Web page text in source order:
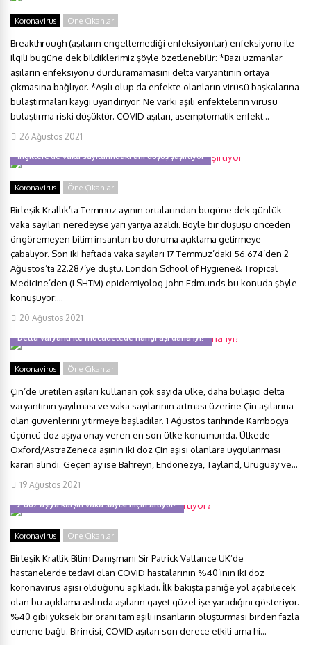
Koronavirus Öne Çıkanlar
Breakthrough (aşıların engellemediği enfeksiyonlar) enfeksiyonu ile
ilgili bugüne dek bildiklerimiz şöyle özetlenebilir: *Bazı uzmanlar
aşıların enfeksiyonu durduramamasını delta varyantının ortaya
çıkmasına bağlıyor. *Aşılı olup da enfekte olanların virüsü başkalarına
bulaştırmaları kaygı uyandırıyor. Ne varki aşılı enfektelerin virüsü
bulaştırma riski düşüktür. COVID aşıları, asemptomatik enfekt...
26 Ağustos 2021
İngiltere’de vaka sayılarındaki ani düşüş şaşırtıyor
Koronavirus Öne Çıkanlar
Birleşik Krallık’ta Temmuz ayının ortalarından bugüne dek günlük
vaka sayıları neredeyse yarı yarıya azaldı. Böyle bir düşüşü önceden
öngöremeyen bilim insanları bu duruma açıklama getirmeye
çabalıyor. Son iki haftada vaka sayıları 17 Temmuz’daki 56.674’den 2
Ağustos’ta 22.287’ye düştü. London School of Hygiene& Tropical
Medicine’den (LSHTM) epidemiyolog John Edmunds bu konuda şöyle
konuşuyor:...
20 Ağustos 2021
Delta varyantı ile mücadelede hangi aşı daha iyi?
Koronavirus Öne Çıkanlar
Çin’de üretilen aşıları kullanan çok sayıda ülke, daha bulaşıcı delta
varyantının yayılması ve vaka sayılarının artması üzerine Çin aşılarına
olan güvenlerini yitirmeye başladılar. 1 Ağustos tarihinde Kamboçya
üçüncü doz aşıya onay veren en son ülke konumunda. Ülkede
Oxford/AstraZeneca aşının iki doz Çin aşısı olanlara uygulanması
kararı alındı. Geçen ay ise Bahreyn, Endonezya, Tayland, Uruguay ve...
19 Ağustos 2021
2 doz aşıya karşın vaka sayısı niçin artıyor?
Koronavirus Öne Çıkanlar
Birleşik Krallik Bilim Danışmanı Sir Patrick Vallance UK’de
hastanelerde tedavi olan COVID hastalarının %40’ının iki doz
koronavirüs aşısı olduğunu açıkladı. İlk bakışta paniğe yol açabilecek
olan bu açıklama aslında aşıların gayet güzel işe yaradığını gösteriyor.
%40 gibi yüksek bir oranı tam aşılı insanların oluşturması birden fazla
etmene bağlı. Birincisi, COVID aşıları son derece etkili ama hi...